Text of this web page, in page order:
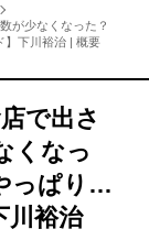
が少なくなった？
】下川裕治 | 概要
で出さ
くなっ
っぱり…
川裕治